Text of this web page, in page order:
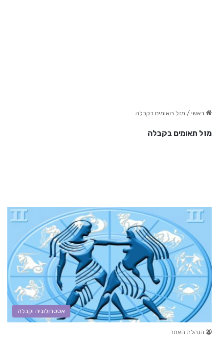
ראשי / מזל תאומים בקבלה
מזל תאומים בקבלה
אסטרולוגיה וקבלה
הנהלת האתר